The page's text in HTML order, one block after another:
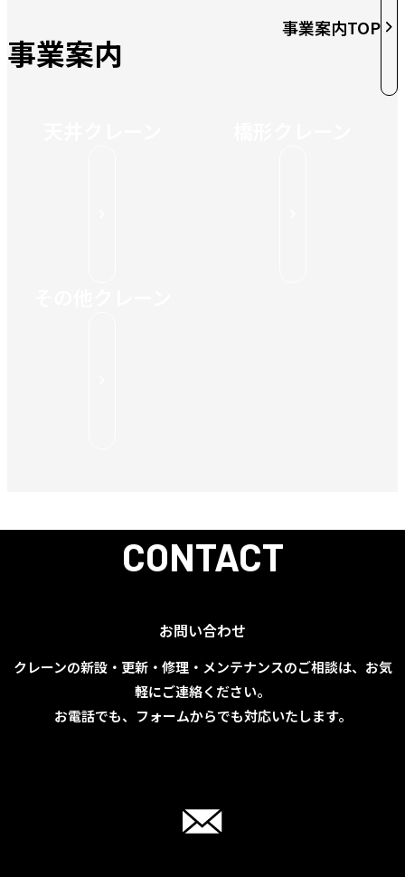
事業案内
事業案内TOP
CONTACT
お問い合わせ
クレーンの新設・更新・修理・メンテナンスのご相談は、お気
軽にご連絡ください。
お電話でも、フォームからでも対応いたします。